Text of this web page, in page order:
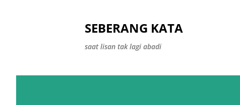
SEBERANG KATA
saat lisan tak lagi abadi